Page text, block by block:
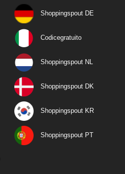
Shoppingspout DE
Codicegratuito
Shoppingspout NL
Shoppingspout DK
Shoppingspout KR
Shoppingspout PT